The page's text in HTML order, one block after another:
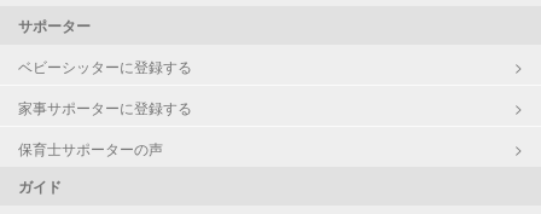
サポーター
ベビーシッターに登録する
家事サポーターに登録する
保育士サポーターの声
ガイド